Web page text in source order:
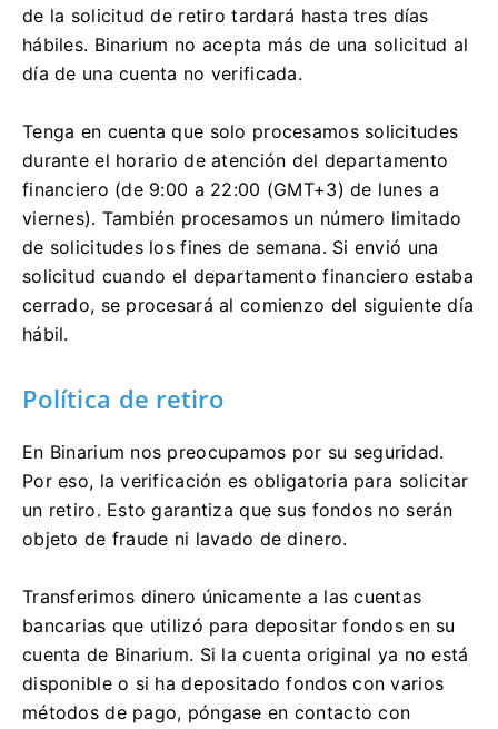
de la solicitud de retiro tardará hasta tres días
hábiles. Binarium no acepta más de una solicitud al
día de una cuenta no verificada.
Tenga en cuenta que solo procesamos solicitudes
durante el horario de atención del departamento
financiero (de 9:00 a 22:00 (GMT+3) de lunes a
viernes). También procesamos un número limitado
de solicitudes los fines de semana. Si envió una
solicitud cuando el departamento financiero estaba
cerrado, se procesará al comienzo del siguiente día
hábil.
Política de retiro
En Binarium nos preocupamos por su seguridad.
Por eso, la verificación es obligatoria para solicitar
un retiro. Esto garantiza que sus fondos no serán
objeto de fraude ni lavado de dinero.
Transferimos dinero únicamente a las cuentas
bancarias que utilizó para depositar fondos en su
cuenta de Binarium. Si la cuenta original ya no está
disponible o si ha depositado fondos con varios
métodos de pago, póngase en contacto con